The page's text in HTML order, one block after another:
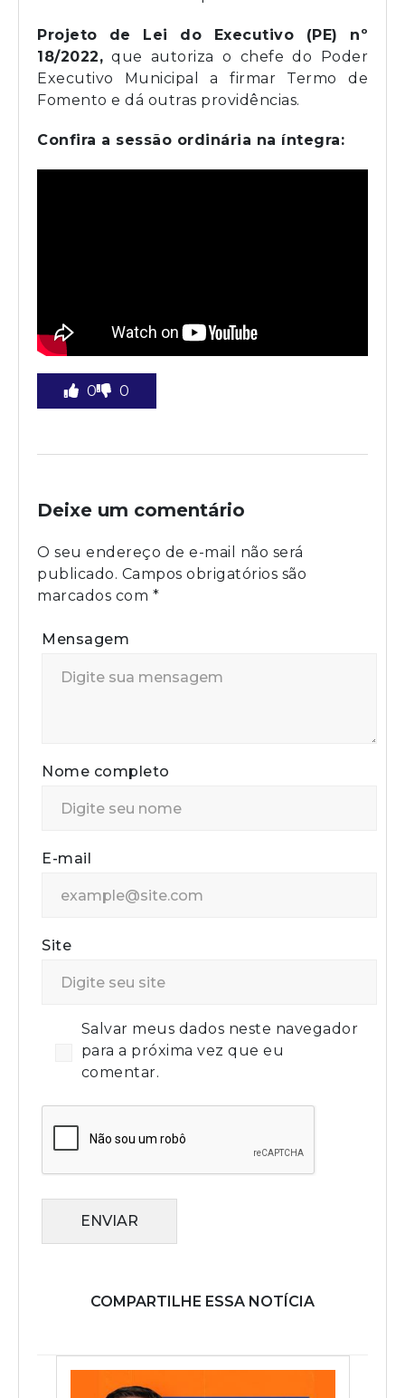
Projeto de Lei do Executivo (PE) nº
18/2022, que autoriza o chefe do Poder
Executivo Municipal a firmar Termo de
Fomento e dá outras providências.
Confira a sessão ordinária na íntegra:
0 0
Deixe um comentário
O seu endereço de e-mail não será
publicado. Campos obrigatórios são
marcados com *
Mensagem
Nome completo
E-mail
Site
Salvar meus dados neste navegador
para a próxima vez que eu
comentar.
ENVIAR
COMPARTILHE ESSA NOTÍCIA